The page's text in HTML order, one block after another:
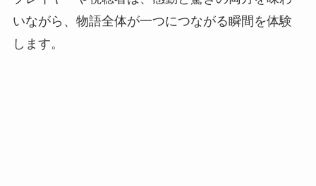
いながら、物語全体が一つにつながる瞬間を体験
します。